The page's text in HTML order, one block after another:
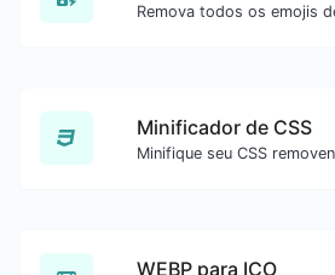
Minificador de CSS
WEBP para ICO